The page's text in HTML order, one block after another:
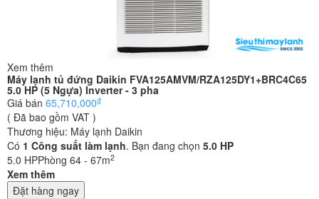
Xem thêm
Máy lạnh tủ đứng Daikin FVA125AMVM/RZA125DY1+BRC4C65
5.0 HP (5 Ngựa) Inverter - 3 pha
Giá bán 65,710,000₫
( Đã bao gồm VAT )
Thương hiệu: Máy lạnh Daikin
Có 1 Công suất làm lạnh. Bạn đang chọn 5.0 HP
5.0 HPPhòng 64 - 67m2
Xem thêm
Đặt hàng ngay